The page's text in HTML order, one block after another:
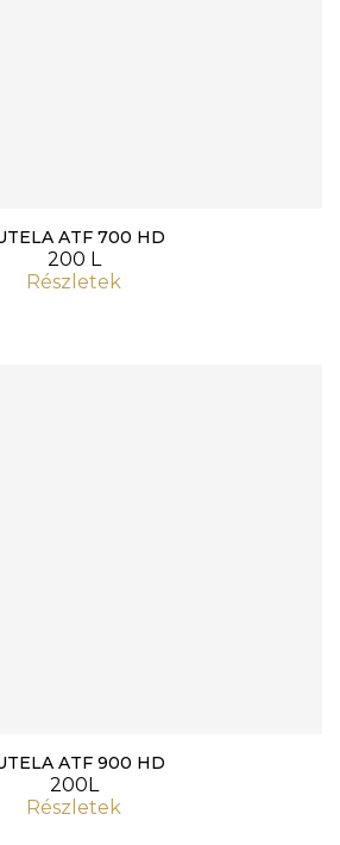
ATF 700 HD
200 L
Részletek
ATF 900 HD
200L
Részletek